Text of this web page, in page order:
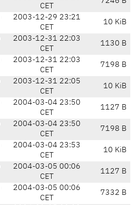
CET
2003-12-29 23:21
CET
10 KiB
2003-12-31 22:03
CET
1130 B
2003-12-31 22:03
CET
7198 B
2003-12-31 22:05
CET
10 KiB
2004-03-04 23:50
CET
1127 B
2004-03-04 23:50
CET
7198 B
2004-03-04 23:53
CET
10 KiB
2004-03-05 00:06
CET
1127 B
2004-03-05 00:06
CET
7332 B